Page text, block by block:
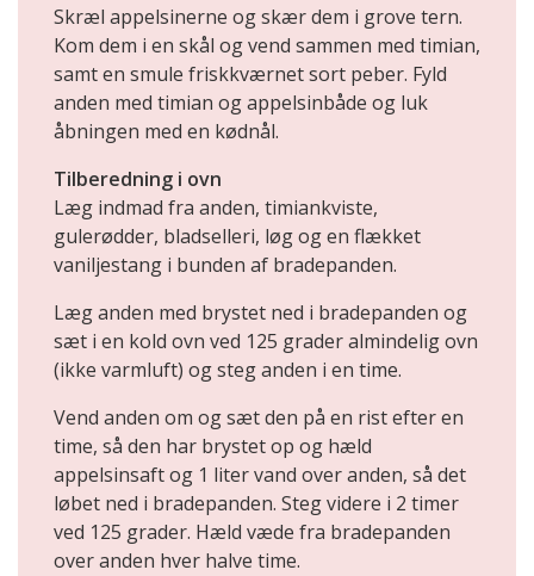
Skræl appelsinerne og skær dem i grove tern.
Kom dem i en skål og vend sammen med timian,
samt en smule friskkværnet sort peber. Fyld
anden med timian og appelsinbåde og luk
åbningen med en kødnål.
Tilberedning i ovn
Læg indmad fra anden, timiankviste,
gulerødder, bladselleri, løg og en flækket
vaniljestang i bunden af bradepanden.
Læg anden med brystet ned i bradepanden og
sæt i en kold ovn ved 125 grader almindelig ovn
(ikke varmluft) og steg anden i en time.
Vend anden om og sæt den på en rist efter en
time, så den har brystet op og hæld
appelsinsaft og 1 liter vand over anden, så det
løbet ned i bradepanden. Steg videre i 2 timer
ved 125 grader. Hæld væde fra bradepanden
over anden hver halve time.